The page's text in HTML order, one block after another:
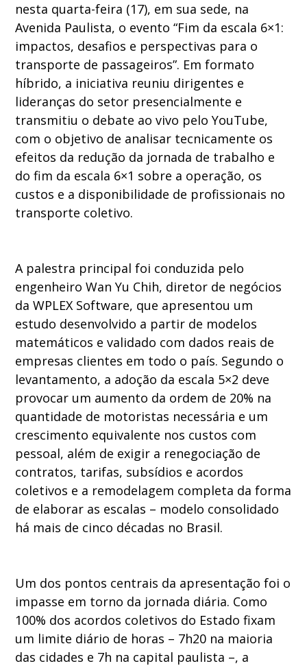
nesta quarta-feira (17), em sua sede, na
Avenida Paulista, o evento “Fim da escala 6×1:
impactos, desafios e perspectivas para o
transporte de passageiros”. Em formato
híbrido, a iniciativa reuniu dirigentes e
lideranças do setor presencialmente e
transmitiu o debate ao vivo pelo YouTube,
com o objetivo de analisar tecnicamente os
efeitos da redução da jornada de trabalho e
do fim da escala 6×1 sobre a operação, os
custos e a disponibilidade de profissionais no
transporte coletivo.
A palestra principal foi conduzida pelo
engenheiro Wan Yu Chih, diretor de negócios
da WPLEX Software, que apresentou um
estudo desenvolvido a partir de modelos
matemáticos e validado com dados reais de
empresas clientes em todo o país. Segundo o
levantamento, a adoção da escala 5×2 deve
provocar um aumento da ordem de 20% na
quantidade de motoristas necessária e um
crescimento equivalente nos custos com
pessoal, além de exigir a renegociação de
contratos, tarifas, subsídios e acordos
coletivos e a remodelagem completa da forma
de elaborar as escalas – modelo consolidado
há mais de cinco décadas no Brasil.
Um dos pontos centrais da apresentação foi o
impasse em torno da jornada diária. Como
100% dos acordos coletivos do Estado fixam
um limite diário de horas – 7h20 na maioria
das cidades e 7h na capital paulista –, a